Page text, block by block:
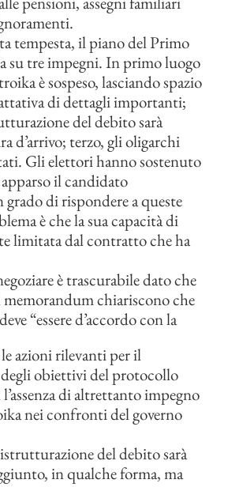
tempesta, il piano del Primo
su tre impegni. In primo luogo
è sospeso, lasciando spazio
di dettagli importanti;
del debito sarà
d’arrivo; terzo, gli oligarchi
Gli elettori hanno sostenuto
il candidato
di rispondere a queste
è che la sua capacità di
limitata dal contratto che ha
è trascurabile dato che
chiariscono che
“essere d’accordo con la
azioni rilevanti per il
obiettivi del protocollo
di altrettanto impegno
nei confronti del governo
del debito sarà
in qualche forma, ma